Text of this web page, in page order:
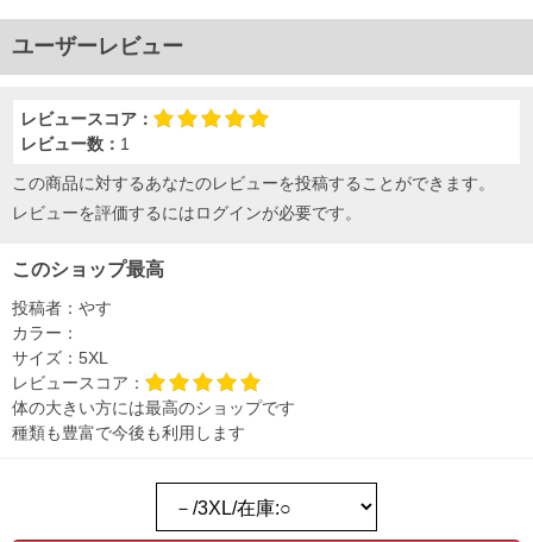
ユーザーレビュー
レビュースコア：
レビュー数： 1
この商品に対するあなたのレビューを投稿することができます。
レビューを評価するにはログインが必要です。
このショップ最高
投稿者： やす
カラー：
サイズ： 5XL
レビュースコア：
体の大きい方には最高のショップです
種類も豊富で今後も利用します